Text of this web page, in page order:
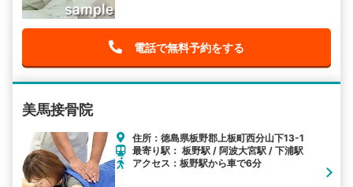
電話で無料予約をする
美馬接骨院
住所：徳島県板野郡上板町西分山下13-1
最寄り駅： 板野駅 / 阿波大宮駅 / 下浦駅
アクセス：板野駅から車で6分